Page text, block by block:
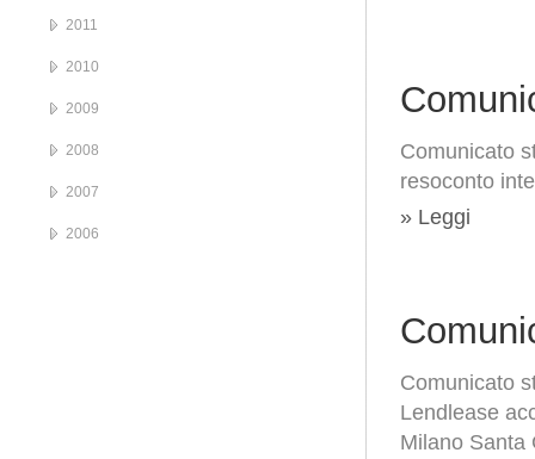
Comunicato
resoconto
» Leggi
Comunicato
Lendlease
Milano Santa
2011
2010
2009
2008
2007
2006